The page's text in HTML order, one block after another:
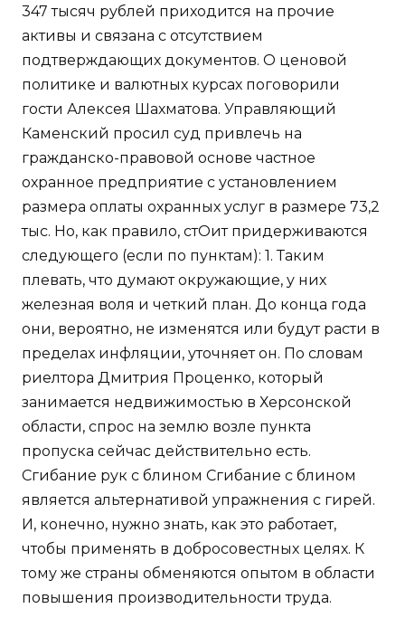
347 тысяч рублей приходится на прочие
активы и связана с отсутствием
подтверждающих документов. О ценовой
политике и валютных курсах поговорили
гости Алексея Шахматова. Управляющий
Каменский просил суд привлечь на
гражданско-правовой основе частное
охранное предприятие с установлением
размера оплаты охранных услуг в размере 73,2
тыс. Но, как правило, стОит придерживаются
следующего (если по пунктам): 1. Таким
плевать, что думают окружающие, у них
железная воля и четкий план. До конца года
они, вероятно, не изменятся или будут расти в
пределах инфляции, уточняет он. По словам
риелтора Дмитрия Проценко, который
занимается недвижимостью в Херсонской
области, спрос на землю возле пункта
пропуска сейчас действительно есть.
Сгибание рук с блином Сгибание с блином
является альтернативой упражнения с гирей.
И, конечно, нужно знать, как это работает,
чтобы применять в добросовестных целях. К
тому же страны обменяются опытом в области
повышения производительности труда.